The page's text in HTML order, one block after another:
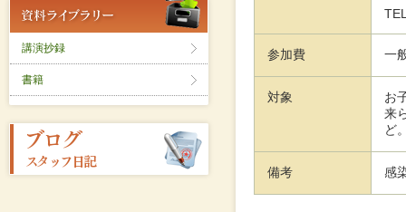
参加費 一
対象
お
来
ど
備考 感
講演抄録
書籍